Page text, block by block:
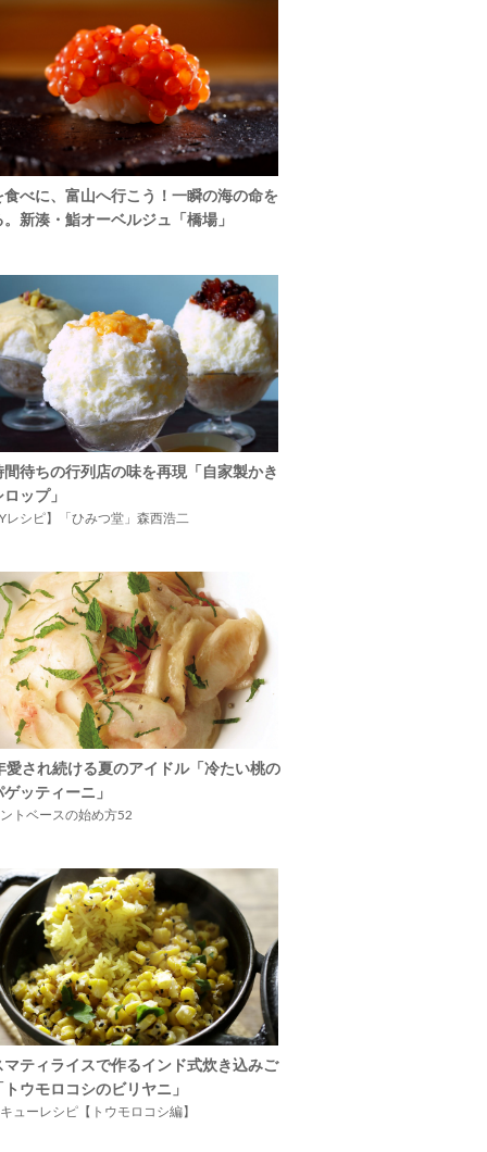
食べに、富山へ行こう！一瞬の海の命を
。新湊・鮨オーベルジュ「橋場」
間待ちの行列店の味を再現「自家製かき
ップ」
レシピ】「ひみつ堂」森西浩二
愛され続ける夏のアイドル「冷たい桃の
ッティーニ」
トベースの始め方52
マティライスで作るインド式炊き込みご
ウモロコシのビリヤニ」
ューレシピ【トウモロコシ編】